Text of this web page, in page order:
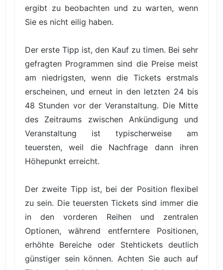
ergibt zu beobachten und zu warten, wenn
Sie es nicht eilig haben.
Der erste Tipp ist, den Kauf zu timen. Bei sehr
gefragten Programmen sind die Preise meist
am niedrigsten, wenn die Tickets erstmals
erscheinen, und erneut in den letzten 24 bis
48 Stunden vor der Veranstaltung. Die Mitte
des Zeitraums zwischen Ankündigung und
Veranstaltung ist typischerweise am
teuersten, weil die Nachfrage dann ihren
Höhepunkt erreicht.
Der zweite Tipp ist, bei der Position flexibel
zu sein. Die teuersten Tickets sind immer die
in den vorderen Reihen und zentralen
Optionen, während entferntere Positionen,
erhöhte Bereiche oder Stehtickets deutlich
günstiger sein können. Achten Sie auch auf